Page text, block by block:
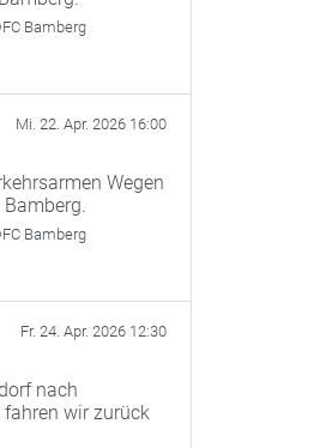
Bamberg
Mi. 22. Apr. 2026 16:00
Wegen
Bamberg
Fr. 24. Apr. 2026 12:30
nach
fahren wir zurück